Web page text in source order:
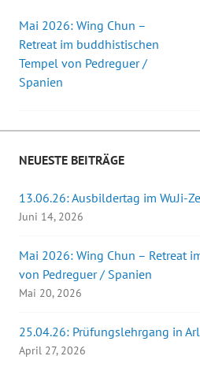
Beitrags-
Navigation
Mai 2026: Wing Chun –
Retreat im buddhistischen
Tempel von Pedreguer /
Spanien
NEUESTE BEITRÄGE
13.06.26: Ausbildertag im WuJi-
Juni 14, 2026
Mai 2026: Wing Chun – Retreat
von Pedreguer / Spanien
Mai 20, 2026
25.04.26: Prüfungslehrgang in
April 27, 2026